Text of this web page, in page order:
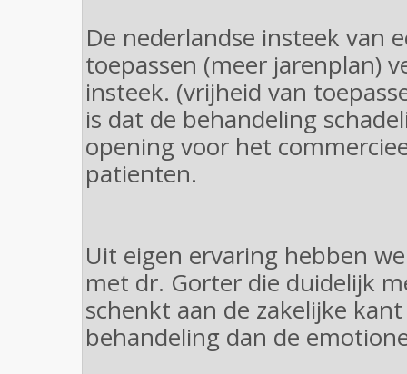
De nederlandse insteek van
toepassen (meer jarenplan)
insteek. (vrijheid van
is dat de behandeling
opening voor het
patienten.
Uit eigen ervaring hebben
met dr. Gorter die duidelijk
schenkt aan de zakelijke
behandeling dan de